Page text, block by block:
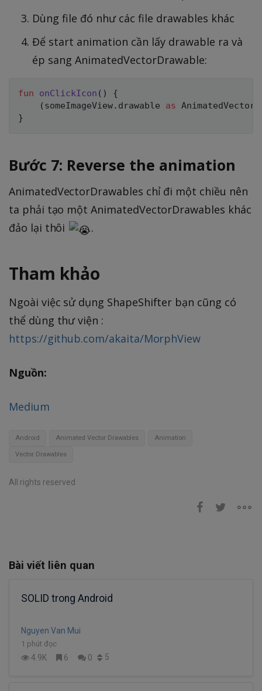
Dùng file đó như các file drawables khác
Để start animation cần lấy drawable ra và
ép sang AnimatedVectorDrawable:
fun onClickIcon ( )
{
( someImageView. drawable as
}
Bước 7: Reverse the animation
AnimatedVectorDrawables chỉ đi một chiều nên
ta phải tạo một AnimatedVectorDrawables khác
đảo lại thôi
.
Tham khảo
Ngoài việc sử dụng ShapeShifter bạn cũng có
thể dùng thư viện :
https://github.com/akaita/MorphView
Nguồn:
Medium
Android Animated Vector Drawables Animation
Vector Drawables
All rights reserved
Bài viết liên quan
SOLID trong Android
Nguyen Van Mui
1 phút đọc
4.9K 6 0 5